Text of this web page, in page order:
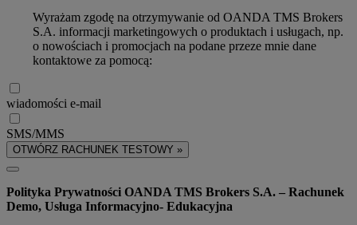
Wyrażam zgodę na otrzymywanie od OANDA TMS Brokers
S.A. informacji marketingowych o produktach i usługach, np.
o nowościach i promocjach na podane przeze mnie dane
kontaktowe za pomocą:
wiadomości e-mail
SMS/MMS
OTWÓRZ RACHUNEK TESTOWY »
Polityka Prywatności OANDA TMS Brokers S.A. – Rachunek
Demo, Usługa Informacyjno- Edukacyjna